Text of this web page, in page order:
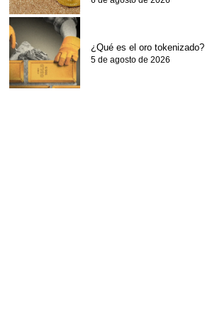
¿Qué es el oro tokenizado?
5 de agosto de 2026